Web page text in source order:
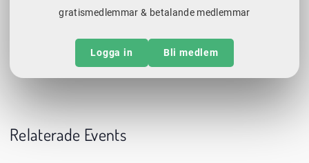
gratismedlemmar & betalande medlemmar
Logga in Bli medlem
Relaterade Events